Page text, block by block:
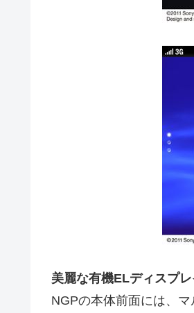
美麗な有機ELディスプ
NGPの本体前面には、